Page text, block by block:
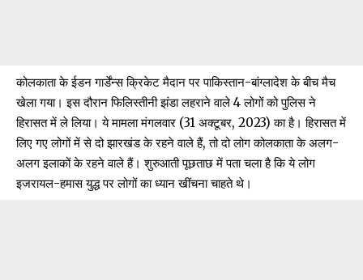
कोलकाता के ईडन गार्डेंन्स क्रिकेट मैदान पर पाकिस्तान-बांग्लादेश के बीच मैच
खेला गया। इस दौरान फिलिस्तीनी झंडा लहराने वाले 4 लोगों को पुलिस ने
हिरासत में ले लिया। ये मामला मंगलवार (31 अक्टूबर, 2023) का है। हिरासत में
लिए गए लोगों में से दो झारखंड के रहने वाले हैं, तो दो लोग कोलकाता के अलग-
अलग इलाकों के रहने वाले हैं। शुरुआती पूछताछ में पता चला है कि ये लोग
इजरायल-हमास युद्ध पर लोगों का ध्यान खींचना चाहते थे।